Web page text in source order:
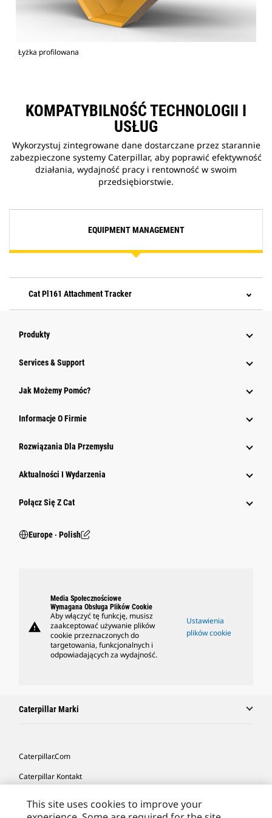
Łyżka profilowana
KOMPATYBILNOŚĆ TECHNOLOGII I
USŁUG
Wykorzystuj zintegrowane dane dostarczane przez starannie
zabezpieczone systemy Caterpillar, aby poprawić efektywność
działania, wydajność pracy i rentowność w swoim
przedsiębiorstwie.
EQUIPMENT MANAGEMENT
Cat Pl161 Attachment Tracker
Produkty
Services & Support
Jak Możemy Pomóc?
Informacje O Firmie
Rozwiązania Dla Przemysłu
Aktualności I Wydarzenia
Połącz Się Z Cat
Europe ‧ Polish
warning
Media Społecznościowe
Wymagana Obsługa Plików Cookie
Aby włączyć tę funkcję, musisz
zaakceptować używanie plików
cookie przeznaczonych do
targetowania, funkcjonalnych i
odpowiadających za wydajność.
Ustawienia
plików cookie
Caterpillar Marki
Caterpillar.com
Caterpillar Kontakt
This site uses cookies to improve your